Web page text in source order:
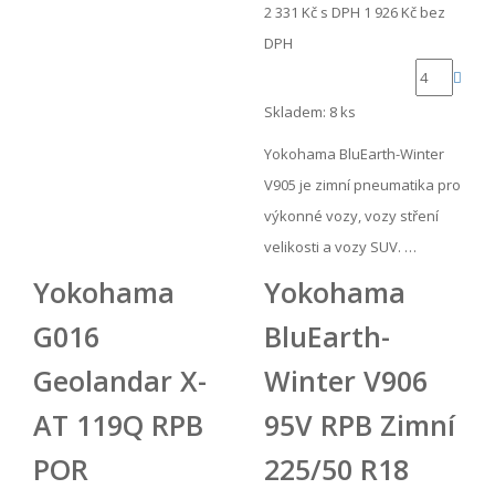
2 331 Kč s DPH 1 926 Kč bez
DPH
Skladem: 8 ks
Yokohama BluEarth-Winter
V905 je zimní pneumatika pro
výkonné vozy, vozy stření
velikosti a vozy SUV. …
Yokohama
G016
Geolandar X-
AT 119Q RPB
POR
Yokohama
BluEarth-
Winter V906
95V RPB Zimní
225/50 R18